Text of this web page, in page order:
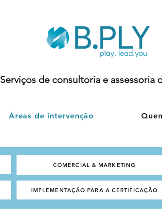
Serviços de consultoria e assessoria
Áreas de intervenção
COMERCIAL & MARKETING
IMPLEMENTAÇÃO PARA A CERTIFICAÇÃO